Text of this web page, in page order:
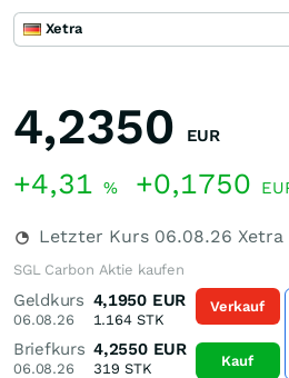
Xetra
4,2350 EUR
+4,31 % +0,1750
Letzter Kurs 06.08.26 Xetra
SGL Carbon Aktie kaufen
Geldkurs
06.08.26
4,1950 EUR
1.164STK
Briefkurs
06.08.26
4,2550 EUR
319 STK
Verkauf
Kauf